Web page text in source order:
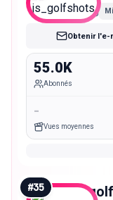
Obtenir l'e-
55.0K
Abonnés
-
Vues moyennes
#35